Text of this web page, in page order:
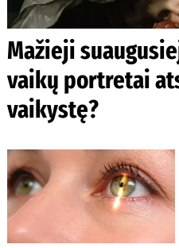
Mažieji
vaikų portretai
vaikystę?